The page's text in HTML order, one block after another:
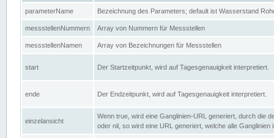
parameterName Bezeichnung des Parameters; default ist Wasserstand
messstellenNummern Array von Nummern für Messstellen
messstellenNamen Array von Bezeichnungen für Messstellen
start Der Startzeitpunkt, wird auf Tagesgenauigkeit interpretiert.
ende Der Endzeitpunkt, wird auf Tagesgenauigkeit interpretiert.
einzelansicht
Wenn true, wird eine Ganglinien-URL generiert, durch die
oder nil, so wird eine URL generiert, welche alle Ganglinien